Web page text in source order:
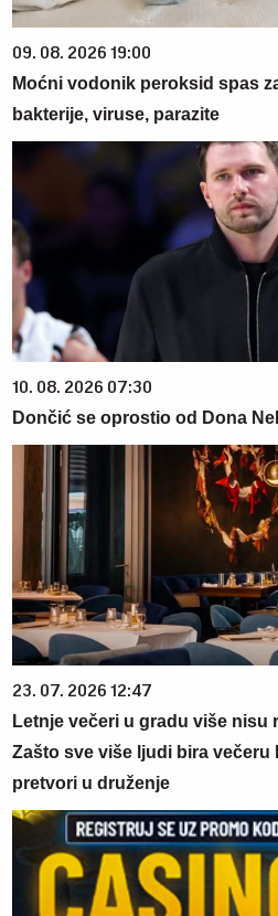
09. 08. 2026 19:00
Moćni vodonik peroksid spas
bakterije, viruse, parazite
10. 08. 2026 07:30
Dončić se oprostio od Dona
23. 07. 2026 12:47
Letnje večeri u gradu više nisu
Zašto sve više ljudi bira večeru
pretvori u druženje